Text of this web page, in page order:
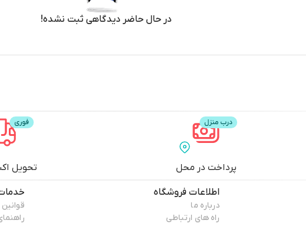
در حال حاضر دیدگاهی ثبت نشده!
پرداخت در محل تحویل
اطلاعات فروشگاه
درباره ما
راه های ارتباطی